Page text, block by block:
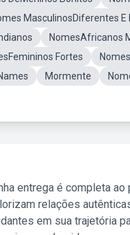
MasculinosDiferentes E
NomesAfricanos
Fortes
Mormente
entrega é completa
relações
em sua trajetória